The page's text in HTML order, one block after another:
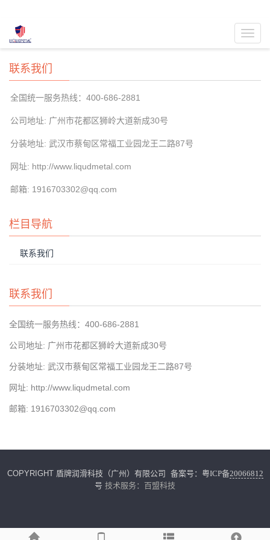
联系我们
全国统一服务热线：400-686-2881
公司地址: 广州市花都区​狮岭大道新成30号
​分装地址: 武汉市蔡甸区常福工业园龙王二路87号
网址: http://www.liqudmetal.com
邮箱: 1916703302@qq.com
栏目导航
联系我们
联系我们
全国统一服务热线：400-686-2881
公司地址: 广州市花都区​狮岭大道新成30号
​分装地址: 武汉市蔡甸区常福工业园龙王二路87号
网址: http://www.liqudmetal.com
邮箱: 1916703302@qq.com
COPYRIGHT 盾牌润滑科技（广州）有限公司 备案号： 粤ICP备20066812
号 技术服务： 百盟科技